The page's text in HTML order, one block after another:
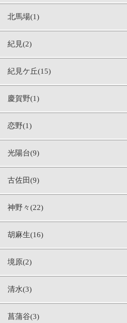
北馬場(1)
紀見(2)
紀見ケ丘(15)
慶賀野(1)
恋野(1)
光陽台(9)
古佐田(9)
神野々(22)
胡麻生(16)
境原(2)
清水(3)
菖蒲谷(3)